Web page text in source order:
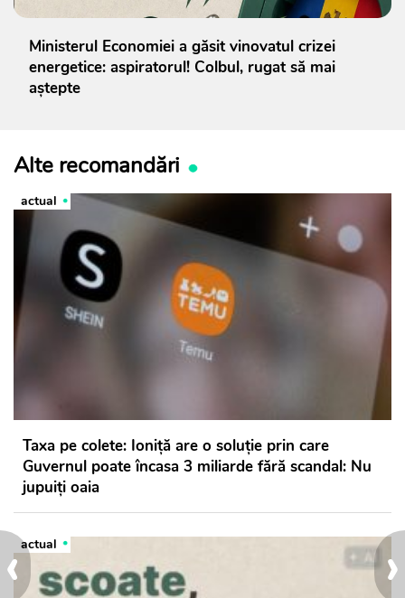
›
‹
Ministerul Economiei a găsit vinovatul crizei
energetice: aspiratorul! Colbul, rugat să mai
aștepte
Alte recomandări
actual
Taxa pe colete: Ioniță are o soluție prin care
Guvernul poate încasa 3 miliarde fără scandal: Nu
jupuiți oaia
actual